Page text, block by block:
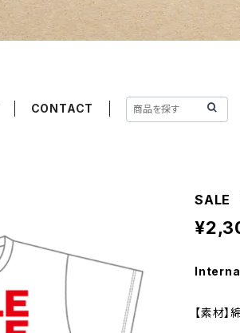
CONTACT
SALE
【素材】